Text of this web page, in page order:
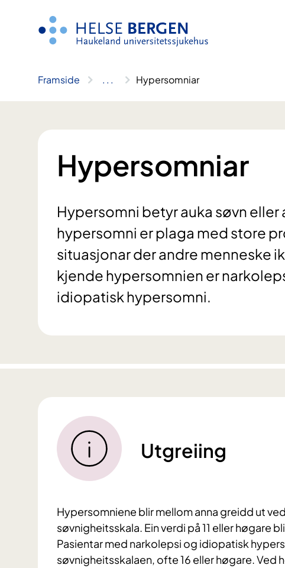
Framside .. . Hypersomniar
Hypersomniar
Hypersomni betyr auka søvn
hypersomni er plaga med store
situasjonar der andre menneske
kjende hypersomnien er
idiopatisk hypersomni.
Utgreiing
Hypersomniene blir mellom anna greidd ut
søvnigheitsskala. Ein verdi på 11 eller høgare
Pasientar med narkolepsi og idiopatisk
søvnigheitsskalaen, ofte 16 eller høgare. Ved